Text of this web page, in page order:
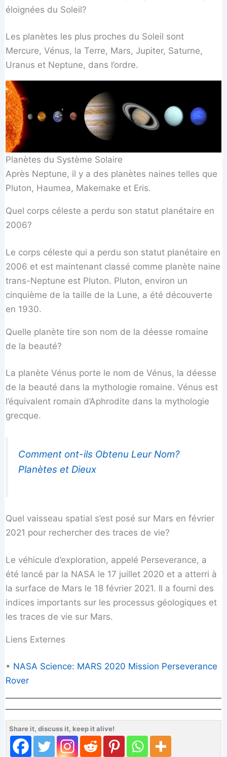
éloignées du Soleil?
Les planètes les plus proches du Soleil sont
Mercure, Vénus, la Terre, Mars, Jupiter, Saturne,
Uranus et Neptune, dans l’ordre.
Planètes du Système Solaire
Après Neptune, il y a des planètes naines telles que
Pluton, Haumea, Makemake et Eris.
Quel corps céleste a perdu son statut planétaire en
2006?
Le corps céleste qui a perdu son statut planétaire en
2006 et est maintenant classé comme planète naine
trans-Neptune est Pluton. Pluton, environ un
cinquième de la taille de la Lune, a été découverte
en 1930.
Quelle planète tire son nom de la déesse romaine
de la beauté?
La planète Vénus porte le nom de Vénus, la déesse
de la beauté dans la mythologie romaine. Vénus est
l’équivalent romain d’Aphrodite dans la mythologie
grecque.
Comment ont-ils Obtenu Leur Nom?
Planètes et Dieux
Quel vaisseau spatial s’est posé sur Mars en février
2021 pour rechercher des traces de vie?
Le véhicule d’exploration, appelé Perseverance, a
été lancé par la NASA le 17 juillet 2020 et a atterri à
la surface de Mars le 18 février 2021. Il a fourni des
indices importants sur les processus géologiques et
les traces de vie sur Mars.
Liens Externes
• NASA Science: MARS 2020 Mission Perseverance
Rover
Share it, discuss it, keep it alive!